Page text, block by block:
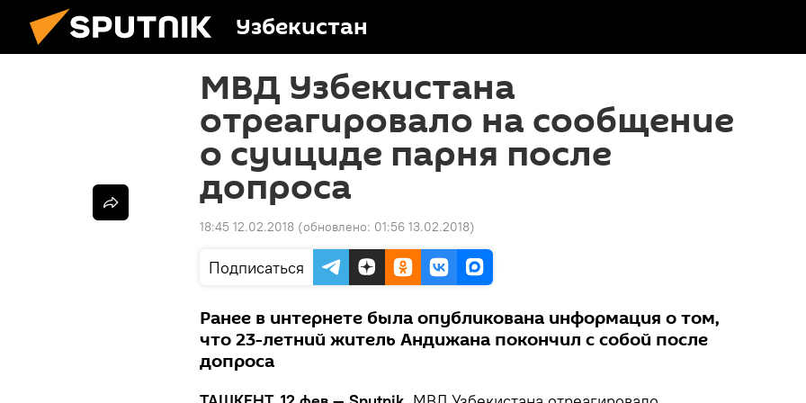
Узбекистан
МВД Узбекистана
отреагировало на сообщение
о суициде парня после
допроса
18:45 12.02.2018 (обновлено: 01:56 13.02.2018)
Подписаться
Ранее в интернете была опубликована информация о том,
что 23-летний житель Андижана покончил с собой после
допроса